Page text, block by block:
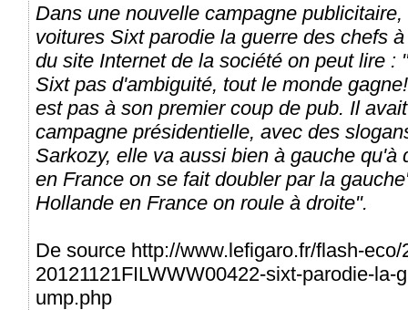
Dans une nouvelle campagne
voitures Sixt parodie la guerre des chefs
du site Internet de la société on peut lire :
Sixt pas d'ambiguité, tout le monde
est pas à son premier coup de pub. Il
campagne présidentielle, avec des
Sarkozy, elle va aussi bien à gauche
en France on se fait doubler par la
Hollande en France on roule à droite".
De source http://www.lefigaro.fr/flash-
20121121FILWWW00422-sixt-parodie-la-
ump.php